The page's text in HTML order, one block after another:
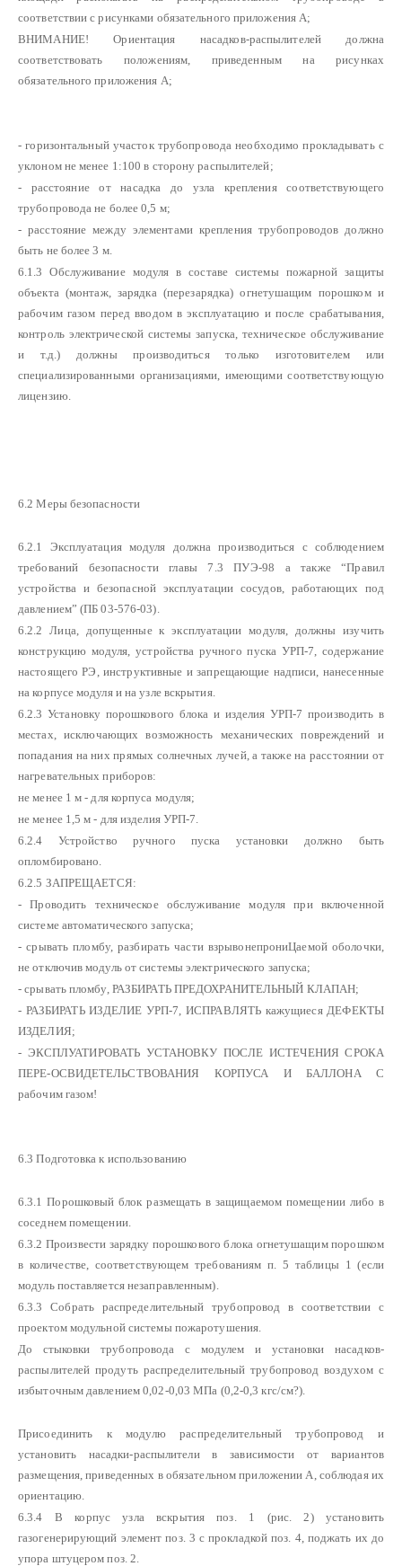
соответствии с рисунками обязательного приложения А;
ВНИМАНИЕ! Ориентация насадков-распылителей должна
соответствовать положениям, приведенным на рисунках
обязательного приложения А;
- горизонтальный участок трубопровода необходимо прокладывать с
уклоном не менее 1:100 в сторону распылителей;
- расстояние от насадка до узла крепления соответствующего
трубопровода не более 0,5 м;
- расстояние между элементами крепления трубопроводов должно
быть не более 3 м.
6.1.3 Обслуживание модуля в составе системы пожарной защиты
объекта (монтаж, зарядка (перезарядка) огнетушащим порошком и
рабочим газом перед вводом в эксплуатацию и после срабатывания,
контроль электрической системы запуска, техническое обслуживание
и т.д.) должны производиться только изготовителем или
специализированными организациями, имеющими соответствующую
лицензию.
6.2 Меры безопасности
6.2.1 Эксплуатация модуля должна производиться с соблюдением
требований безопасности главы 7.3 ПУЭ-98 а также “Правил
устройства и безопасной эксплуатации сосудов, работающих под
давлением” (ПБ 03-576-03).
6.2.2 Лица, допущенные к эксплуатации модуля, должны изучить
конструкцию модуля, устройства ручного пуска УРП-7, содержание
настоящего РЭ, инструктивные и запрещающие надписи, нанесенные
на корпусе модуля и на узле вскрытия.
6.2.3 Установку порошкового блока и изделия УРП-7 производить в
местах, исключающих возможность механических повреждений и
попадания на них прямых солнечных лучей, а также на расстоянии от
нагревательных приборов:
не менее 1 м - для корпуса модуля;
не менее 1,5 м - для изделия УРП-7.
6.2.4 Устройство ручного пуска установки должно быть
опломбировано.
6.2.5 ЗАПРЕЩАЕТСЯ:
- Проводить техническое обслуживание модуля при включенной
системе автоматического запуска;
- срывать пломбу, разбирать части взрывонепрониЦаемой оболочки,
не отключив модуль от системы электрического запуска;
- срывать пломбу, РАЗБИРАТЬ ПРЕДОХРАНИТЕЛЬНЫЙ КЛАПАН;
- РАЗБИРАТЬ ИЗДЕЛИЕ УРП-7, ИСПРАВЛЯТЬ кажущиеся ДЕФЕКТЫ
ИЗДЕЛИЯ;
- ЭКСПЛУАТИРОВАТЬ УСТАНОВКУ ПОСЛЕ ИСТЕЧЕНИЯ СРОКА
ПЕРЕ-ОСВИДЕТЕЛЬСТВОВАНИЯ КОРПУСА И БАЛЛОНА С
рабочим газом!
6.3 Подготовка к использованию
6.3.1 Порошковый блок размещать в защищаемом помещении либо в
соседнем помещении.
6.3.2 Произвести зарядку порошкового блока огнетушащим порошком
в количестве, соответствующем требованиям п. 5 таблицы 1 (если
модуль поставляется незаправленным).
6.3.3 Собрать распределительный трубопровод в соответствии с
проектом модульной системы пожаротушения.
До стыковки трубопровода с модулем и установки насадков-
распылителей продуть распределительный трубопровод воздухом с
избыточным давлением0,02-0,03 МПа (0,2-0,3 кгс/см?).
Присоединить к модулю распределительный трубопровод и
установить насадки-распылители в зависимости от вариантов
размещения, приведенных в обязательном приложении А, соблюдая их
ориентацию.
6.3.4 В корпус узла вскрытия поз. 1 (рис. 2) установить
газогенерирующий элемент поз. 3 с прокладкой поз. 4, поджать их до
упора штуцером поз. 2.